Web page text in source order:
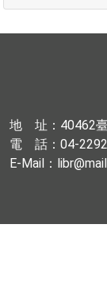
地 址：40462
電 話：04-
E-Mail：